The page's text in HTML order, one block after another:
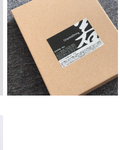
印刷样品展示